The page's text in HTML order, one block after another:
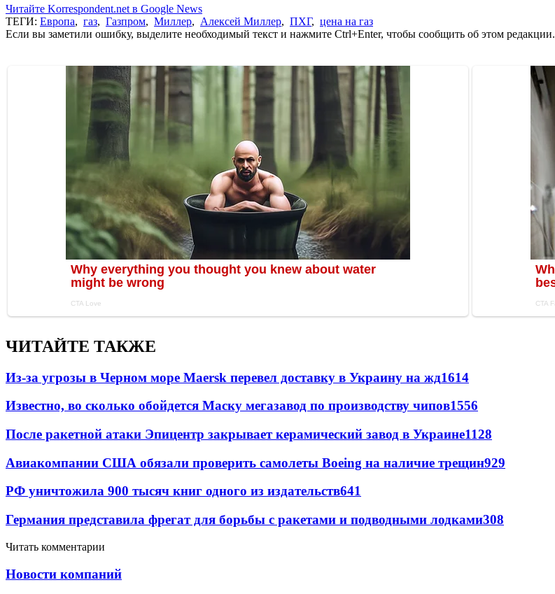
Читайте Korrespondent.net в Google News
ТЕГИ: Европа, газ, Газпром, Миллер, Алексей Миллер, ПХГ, цена на газ
Если вы заметили ошибку, выделите необходимый текст и нажмите Ctrl+Enter, чтобы сообщить об этом редакции.
ЧИТАЙТЕ ТАКЖЕ
Из-за угрозы в Черном море Maersk перевел доставку в Украину на жд1614
Известно, во сколько обойдется Маску мегазавод по производству чипов1556
После ракетной атаки Эпицентр закрывает керамический завод в Украине1128
Авиакомпании США обязали проверить самолеты Boeing на наличие трещин929
РФ уничтожила 900 тысяч книг одного из издательств641
Германия представила фрегат для борьбы с ракетами и подводными лодками308
Читать комментарии
Новости компаний